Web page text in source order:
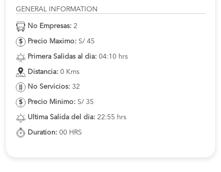
GENERAL INFORMATION
No Empresas: 2
Precio Maximo: S/ 45
Primera Salidas al dia: 04:10 hrs
Distancia: 0 Kms
No Servicios: 32
Precio Minimo: S/ 35
Ultima Salida del dia: 22:55 hrs
Duration: 00 HRS